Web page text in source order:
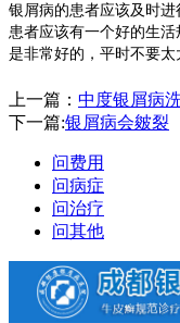
银屑病的患者应该及时
患者应该有一个好的生
是非常好的，平时不要太
上一篇： 中度银屑病
下一篇:银屑病会皴裂
问费用
问病症
问治疗
问其他